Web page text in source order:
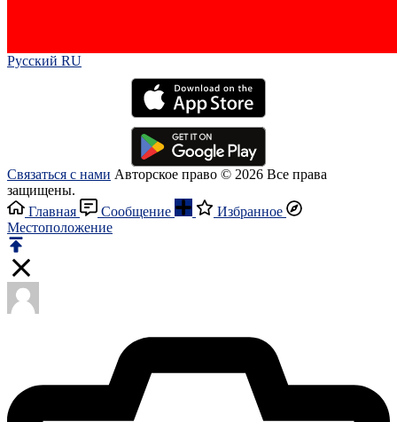
Русский RU‎
Связаться с нами Авторское право © 2026 Все права
защищены.
Главная
Сообщение
Избранное
Местоположение